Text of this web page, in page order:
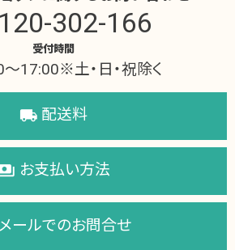
302-166
受付時間
17:00※土・日・祝除く
local_shipping 配送料
お支払い方法
メールでのお問合せ